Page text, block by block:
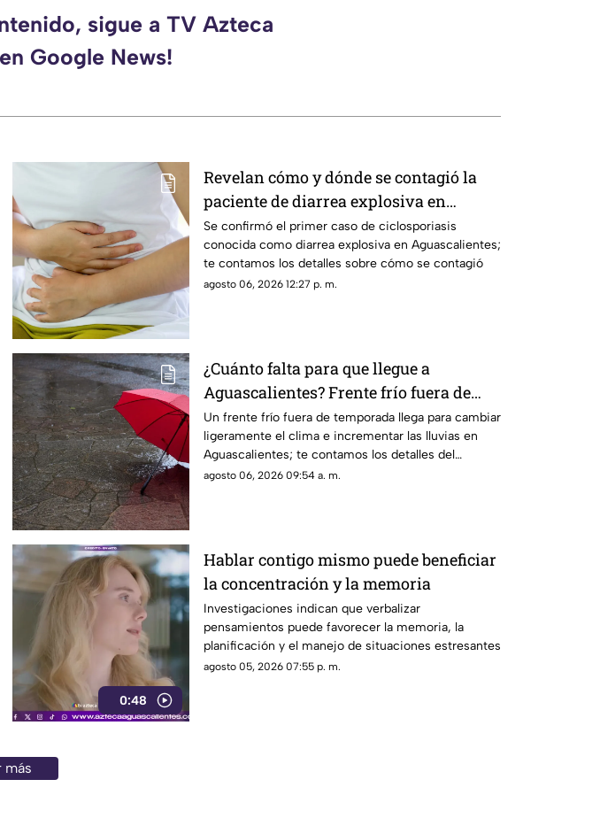
sigue a TV Azteca
Google News!
Revelan cómo y dónde se contagió la
paciente de diarrea explosiva en
Aguascalientes
Se confirmó el primer caso de ciclosporiasis
conocida como diarrea explosiva en Aguascalientes;
te contamos los detalles sobre cómo se contagió
agosto 06, 2026 12:27 p. m.
¿Cuánto falta para que llegue a
Aguascalientes? Frente frío fuera de
temporada afectará en agosto 2026
Un frente frío fuera de temporada llega para cambiar
ligeramente el clima e incrementar las lluvias en
Aguascalientes; te contamos los detalles del
pronóstico
agosto 06, 2026 09:54 a. m.
0:48
Hablar contigo mismo puede beneficiar
la concentración y la memoria
Investigaciones indican que verbalizar
pensamientos puede favorecer la memoria, la
planificación y el manejo de situaciones estresantes
agosto 05, 2026 07:55 p. m.
más